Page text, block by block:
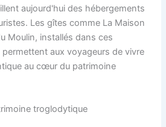
aujourd'hui des hébergements
Les gîtes comme La Maison
Moulin, installés dans ces
aux voyageurs de vivre
au cœur du patrimoine
troglodytique